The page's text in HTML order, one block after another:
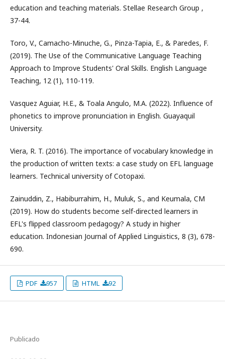
education and teaching materials. Stellae Research Group ,
37-44.
Toro, V., Camacho-Minuche, G., Pinza-Tapia, E., & Paredes, F.
(2019). The Use of the Communicative Language Teaching
Approach to Improve Students' Oral Skills. English Language
Teaching, 12 (1), 110-119.
Vasquez Aguiar, H.E., & Toala Angulo, M.A. (2022). Influence of
phonetics to improve pronunciation in English. Guayaquil
University.
Viera, R. T. (2016). The importance of vocabulary knowledge in
the production of written texts: a case study on EFL language
learners. Technical university of Cotopaxi.
Zainuddin, Z., Habiburrahim, H., Muluk, S., and Keumala, CM
(2019). How do students become self-directed learners in
EFL's flipped classroom pedagogy? A study in higher
education. Indonesian Journal of Applied Linguistics, 8 (3), 678-
690.
PDF 957 HTML 92
Publicado